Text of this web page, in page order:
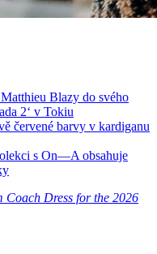
Blazy do svého
2‘ v Tokiu
červené barvy v kardiganu
s On—A obsahuje
Coach Dress for the 2026